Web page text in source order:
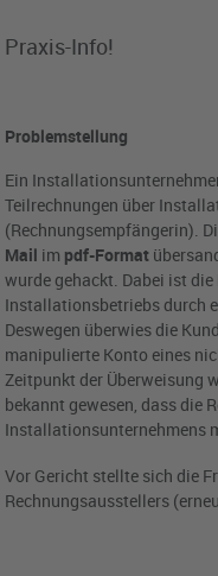
Praxis-Info!
Problemstellung
Ein
Teilrechnungen über
(Rechnungsempfängerin).
Mail im pdf-Format
wurde gehackt. Dabei ist die
Installationsbetriebs durch
Deswegen überwies die
manipulierte Konto eines
Zeitpunkt der Überweisung
bekannt gewesen, dass die
Installationsunternehmens
Vor Gericht stellte sich die
Rechnungsausstellers